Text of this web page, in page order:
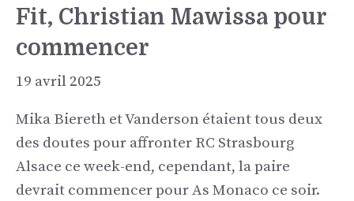
Fit, Christian Mawissa pour
commencer
19 avril 2025
Mika Biereth et Vanderson étaient tous deux
des doutes pour affronter RC Strasbourg
Alsace ce week-end, cependant, la paire
devrait commencer pour As Monaco ce soir.